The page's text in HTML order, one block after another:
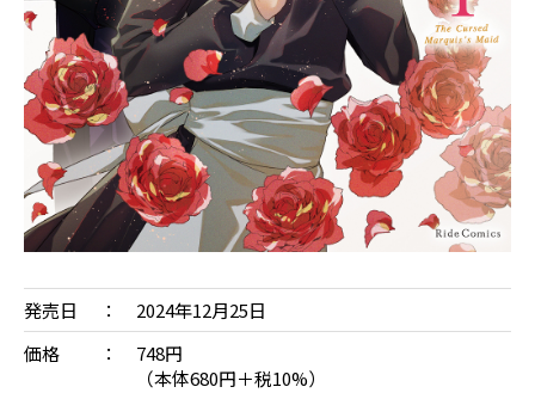
発売日
2024年12月25日
価格
748円
（本体680円＋税10%）